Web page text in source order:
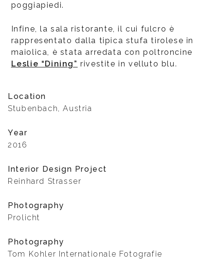
poggiapiedi.
Infine, la sala ristorante, il cui fulcro è
rappresentato dalla tipica stufa tirolese in
maiolica, è stata arredata con poltroncine
Leslie “Dining” rivestite in velluto blu.
Location
Stubenbach, Austria
Year
2016
Interior Design Project
Reinhard Strasser
Photography
Prolicht
Photography
Tom Kohler Internationale Fotografie